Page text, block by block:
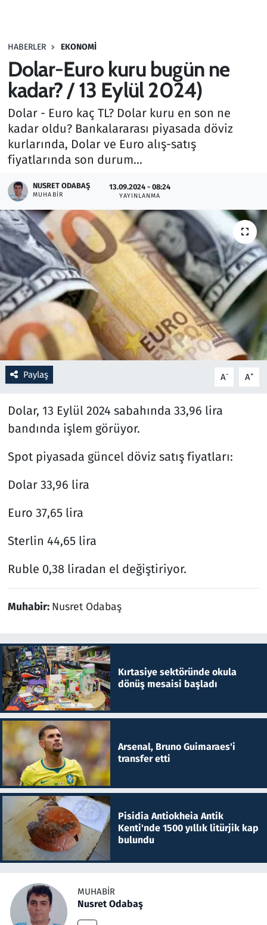
HABERLER EKONOMI
Dolar-Euro kuru bugün ne
kadar? / 13 Eylül 2024)
Dolar - Euro kaç TL? Dolar kuru en son ne
kadar oldu? Bankalararası piyasada döviz
kurlarında, Dolar ve Euro alış-satış
fiyatlarında son durum...
NUSRET ODABAŞ
MUHABIR
13.09.2024 - 08:24
YAYINLANMA
Paylaş A- A+
Dolar, 13 Eylül 2024 sabahında 33,96 lira
bandında işlem görüyor.
Spot piyasada güncel döviz satış fiyatları:
Dolar 33,96 lira
Euro 37,65 lira
Sterlin 44,65 lira
Ruble 0,38 liradan el değiştiriyor.
Muhabir: Nusret Odabaş
Kırtasiye sektöründe okula
dönüş mesaisi başladı
Arsenal, Bruno Guimaraes'i
transfer etti
Pisidia Antiokheia Antik
Kenti'nde 1500 yıllık litürjik kap
bulundu
MUHABIR
Nusret Odabaş
Haber
Kültür Sanat
Kurumsal Haberler
Lezzet Durağı
Oyun
Ramazan
Resmi İlanlar
Rüya Tabirleri
Sağlık
Savunma Sanayi
Seçim 2023
Teknoloji ve Bilim
Televizyon